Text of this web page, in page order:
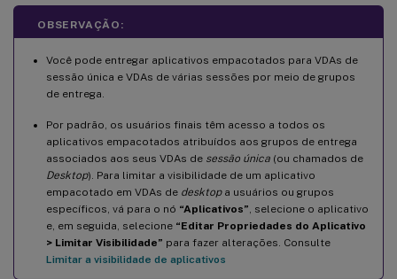
OBSERVAÇÃO:
Você pode entregar aplicativos empacotados para VDAs de
sessão única e VDAs de várias sessões por meio de grupos
de entrega.
Por padrão, os usuários finais têm acesso a todos os
aplicativos empacotados atribuídos aos grupos de entrega
associados aos seus VDAs de sessão única (ou chamados de
Desktop). Para limitar a visibilidade de um aplicativo
empacotado em VDAs de desktopa usuários ou grupos
específicos, vá para o nó “Aplicativos” , selecione o aplicativo
e, em seguida, selecione “Editar Propriedades do Aplicativo
> Limitar Visibilidade” para fazer alterações. Consulte
Limitar a visibilidade de aplicativos